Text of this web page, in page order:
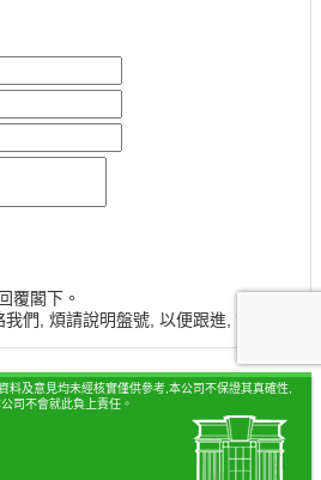
覆閣下。
們, 煩請說明盤號, 以便跟進, 謝謝。
料及意見均未經核實僅供參考,本公司不保證其真確性,
司不會就此負上責任。